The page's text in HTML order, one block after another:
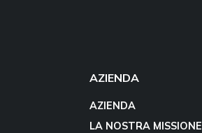
AZIENDA
AZIENDA
LA NOSTRA MISSIONE